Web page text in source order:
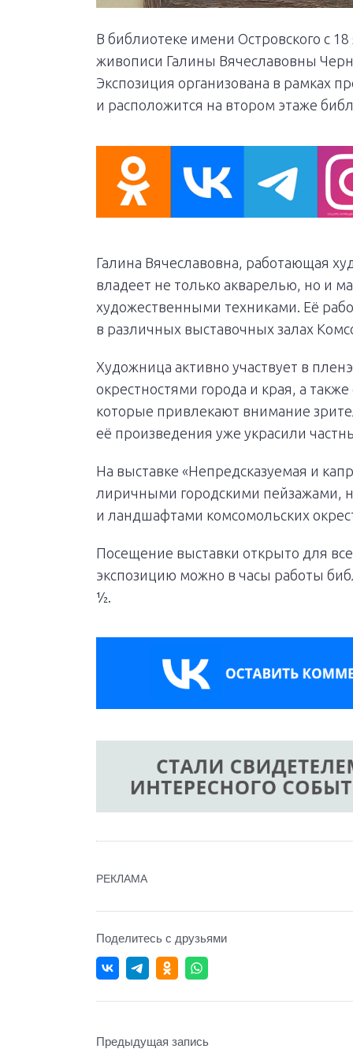
В библиотеке имени Островского с
живописи Галины Вячеславовны
Экспозиция организована в рамках
и расположится на втором этаже
Галина Вячеславовна, работающая
владеет не только акварелью, но и
художественными техниками. Её
в различных выставочных залах
Художница активно участвует в
окрестностями города и края, а
которые привлекают внимание
её произведения уже украсили
На выставке «Непредсказуемая и
лиричными городскими
и ландшафтами комсомольских
Посещение выставки открыто для
экспозицию можно в часы работы
½.
РЕКЛАМА
Поделитесь с друзьями
Предыдущая запись